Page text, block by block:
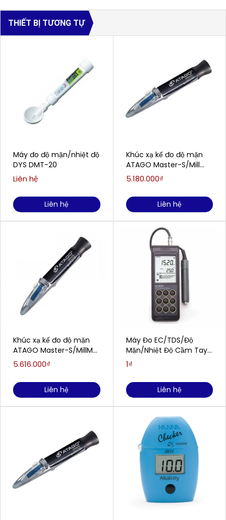
THIẾT BỊ TƯƠNG TỰ
Máy đo độ mặn/nhiệt độ
DYS DMT-20
Liên hệ
Liên hệ
Khúc xạ kế đo độ mặn
ATAGO Master-S/MillM
Alpha (0~100‰)
5.616.000₫
Liên hệ
Khúc xạ kế đo độ mặn
ATAGO Master-S/Mill
Alpha (0~100‰)
5.180.000₫
Liên hệ
Máy Đo EC/TDS/Độ
Mặn/Nhiệt Độ Cầm Tay
HANNA HI9835
1₫
Liên hệ